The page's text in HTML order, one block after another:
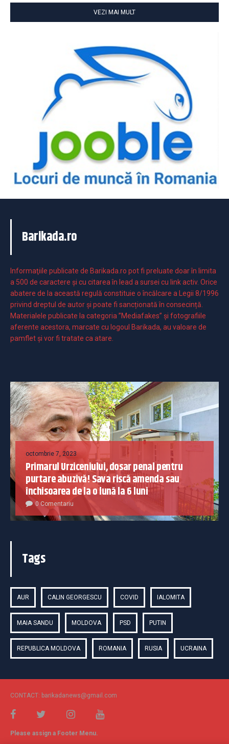
VEZI MAI MULT
Barikada.ro
Informaţiile publicate de Barikada.ro pot fi preluate doar în limita
a 500 de caractere şi cu citarea în lead a sursei cu link activ. Orice
abatere de la această regulă constituie o încălcare a Legii 8/1996
privind dreptul de autor și poate fi sancționată în consecință.
Materialele publicate la categoria ”Mediafakes” și fotografiile
aferente acestora, marcate cu logoul Barikada, au valoare de
pamflet și vor fi tratate ca atare.
octombrie 7, 2023
Primarul Urziceniului, dosar penal pentru
purtare abuzivă! Sava riscă amenda sau
închisoarea de la o lună la 6 luni
0 Comentariu
Tags
AUR CALIN GEORGESCU COVID IALOMITA
MAIA SANDU MOLDOVA PSD PUTIN
REPUBLICA MOLDOVA ROMANIA RUSIA UCRAINA
CONTACT: barikadanews@gmail.com
Please assign a Footer Menu.